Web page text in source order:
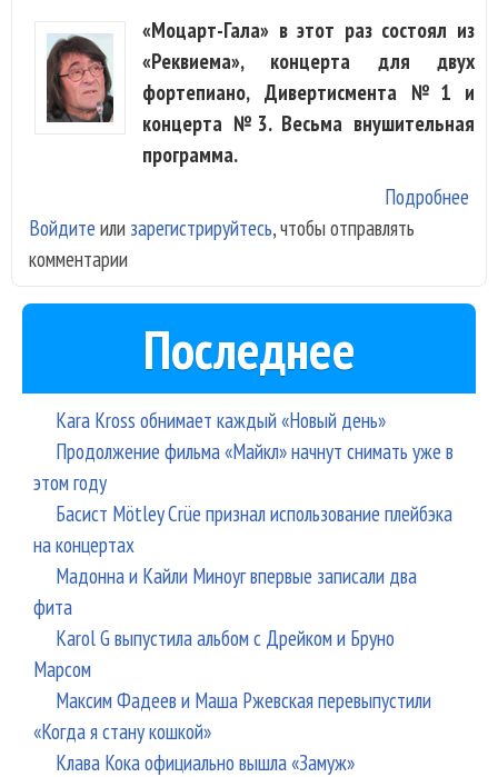
«Моцарт-Гала» в этот раз состоял из
«Реквиема», концерта для двух
фортепиано, Дивертисмента №1 и
концерта №3. Весьма внушительная
программа.
Подробнее
в
Войдите или зарегистрируйтесь, чтобы отправлять
комментарии
Последнее
Kara Kross обнимает каждый «Новый день»
Продолжение фильма «Майкл» начнут снимать уже в
этом году
Басист Mötley Crüe признал использование плейбэка
на концертах
Мадонна и Кайли Миноуг впервые записали два
фита
Karol G выпустила альбом с Дрейком и Бруно
Марсом
Максим Фадеев и Маша Ржевская перевыпустили
«Когда я стану кошкой»
Клава Кока официально вышла «Замуж»